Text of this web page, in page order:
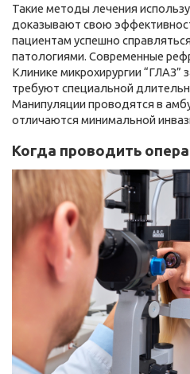
Такие методы лечения
доказывают свою
пациентам успешно
патологиями. Современные
Клинике микрохирургии “ГЛАЗ”
требуют специальной
Манипуляции проводятся в
отличаются минимальной
Когда проводить